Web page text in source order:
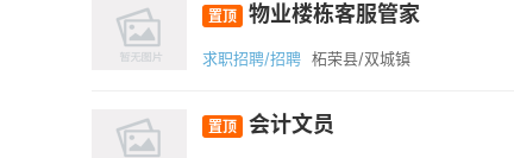
置顶 物业楼栋客服管家
求职招聘/招聘 柘荣县/双城镇
置顶 会计文员